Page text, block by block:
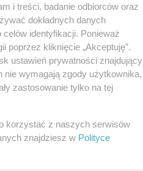
i treści, badanie odbiorców oraz
dokładnych danych
identyfikacji. Ponieważ
poprzez kliknięcie „Akceptuję”.
ustawień prywatności znajdujący
nie wymagają zgody użytkownika,
zastosowanie tylko na tej
korzystać z naszych serwisów
znajdziesz w Polityce